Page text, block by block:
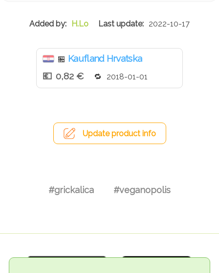
H.Lo 2022-10-17
🏪 Kaufland Hrvatska
0,82 €
2018-01-01
Update product info
#grickalica #veganopolis